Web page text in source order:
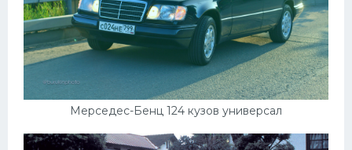
Мерседес-Бенц 124 кузов универсал